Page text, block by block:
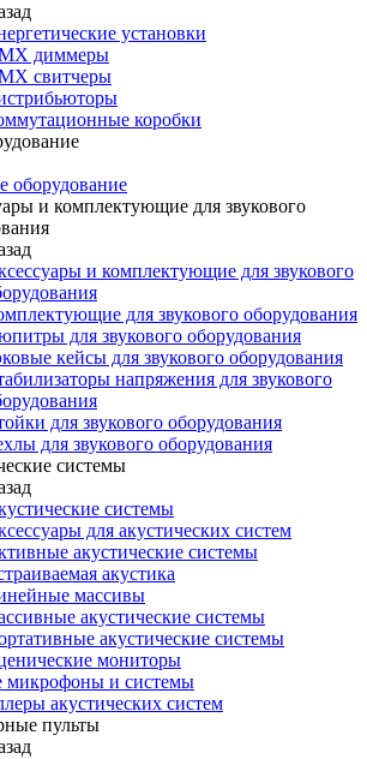
установки
диммеры
свитчеры
коробки
оборудование
и комплектующие для звукового
и комплектующие для звукового
для звукового оборудования
для звукового оборудования
кейсы для звукового оборудования
напряжения для звукового
для звукового оборудования
для звукового оборудования
системы
системы
для акустических систем
акустические системы
акустика
массивы
акустические системы
акустические системы
мониторы
микрофоны и системы
акустических систем
пульты